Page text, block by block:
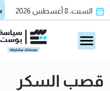
السبت، 8 أغسطس 2026
قصب السكر